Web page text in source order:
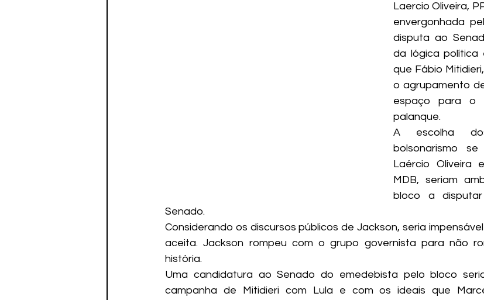
Laercio Oliveira,
envergonhada
disputa ao
da lógica política
que Fábio
o agrupamento
espaço para o
palanque.
A escolha
bolsonarismo
Laércio Oliveira
MDB, seriam
bloco a
Senado.
Considerando os discursos públicos de Jackson, seria
aceita. Jackson rompeu com o grupo governista para não
história.
Uma candidatura ao Senado do emedebista pelo bloco
campanha de Mitidieri com Lula e com os ideais que